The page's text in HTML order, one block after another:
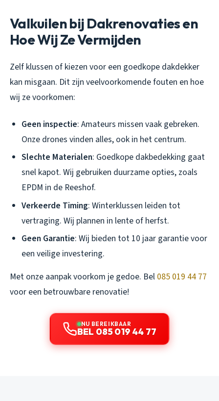
Valkuilen bij Dakrenovaties en
Hoe Wij Ze Vermijden
Zelf klussen of kiezen voor een goedkope dakdekker
kan misgaan. Dit zijn veelvoorkomende fouten en hoe
wij ze voorkomen:
Geen inspectie: Amateurs missen vaak gebreken.
Onze drones vinden alles, ook in het centrum.
Slechte Materialen: Goedkope dakbedekking gaat
snel kapot. Wij gebruiken duurzame opties, zoals
EPDM in de Reeshof.
Verkeerde Timing: Winterklussen leiden tot
vertraging. Wij plannen in lente of herfst.
Geen Garantie: Wij bieden tot 10 jaar garantie voor
een veilige investering.
Met onze aanpak voorkom je gedoe. Bel 085 019 44 77
voor een betrouwbare renovatie!
NU BEREIKBAAR
BEL 085 019 44 77